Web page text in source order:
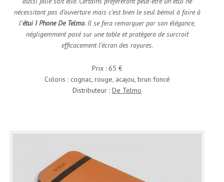
nécessitant pas d’ouverture mais c’est bien le seul bémol à faire à
l’étui I Phone De Telmo. Il se fera remarquer par son élégance,
négligemment posé sur une table et protègera de surcroit
efficacement l’écran des rayures.
Prix : 65 €
Coloris : cognac, rouge, acajou, brun foncé
Distributeur : De Telmo